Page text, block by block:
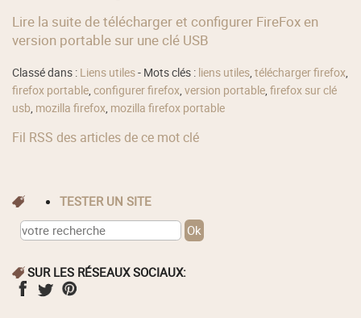
Lire la suite de télécharger et configurer FireFox en
version portable sur une clé USB
Classé dans : Liens utiles- Mots clés : liens utiles,télécharger firefox,
firefox portable,configurer firefox,version portable,firefox sur clé
usb, mozilla firefox, mozilla firefox portable
Fil RSS des articles de ce mot clé
TESTER UN SITE
SUR LES RÉSEAUX SOCIAUX: